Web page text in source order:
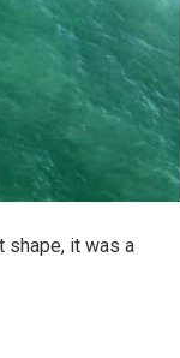
shape, it was a